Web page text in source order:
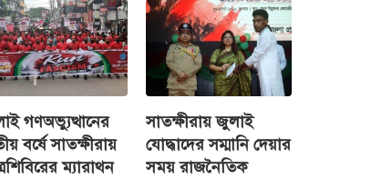
গণঅভ্যুত্থানের
বর্ষে সাতক্ষীরায়
ম্যারাথন
সাতক্ষীরায় জুলাই
যোদ্ধাদের সম্মানি দেয়ার
সময় রাজনৈতিক